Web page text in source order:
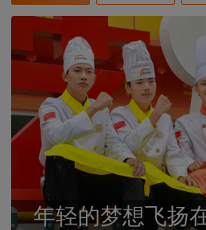
年轻的梦想飞扬